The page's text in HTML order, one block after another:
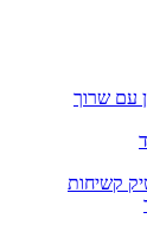
עם שרוך
קשיחות